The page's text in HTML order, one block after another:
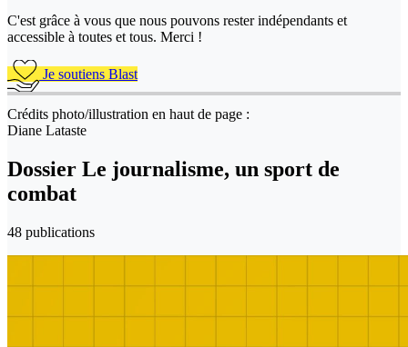
C'est grâce à vous que nous pouvons rester indépendants et
accessible à toutes et tous. Merci !
Je soutiens Blast
Crédits photo/illustration en haut de page :
Diane Lataste
Dossier Le journalisme, un sport de
combat
48 publications